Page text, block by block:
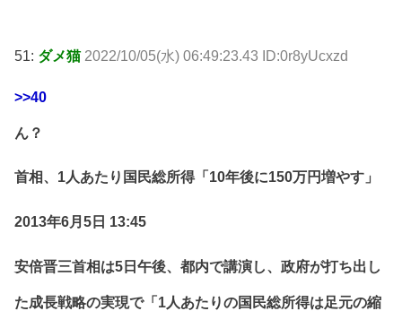
51: ダメ猫 2022/10/05(水) 06:49:23.43 ID:0r8yUcxzd
>>40
ん？
首相、1人あたり国民総所得「10年後に150万円増やす」
2013年6月5日 13:45
安倍晋三首相は5日午後、都内で講演し、政府が打ち出し
た成長戦略の実現で「1人あたりの国民総所得は足元の縮